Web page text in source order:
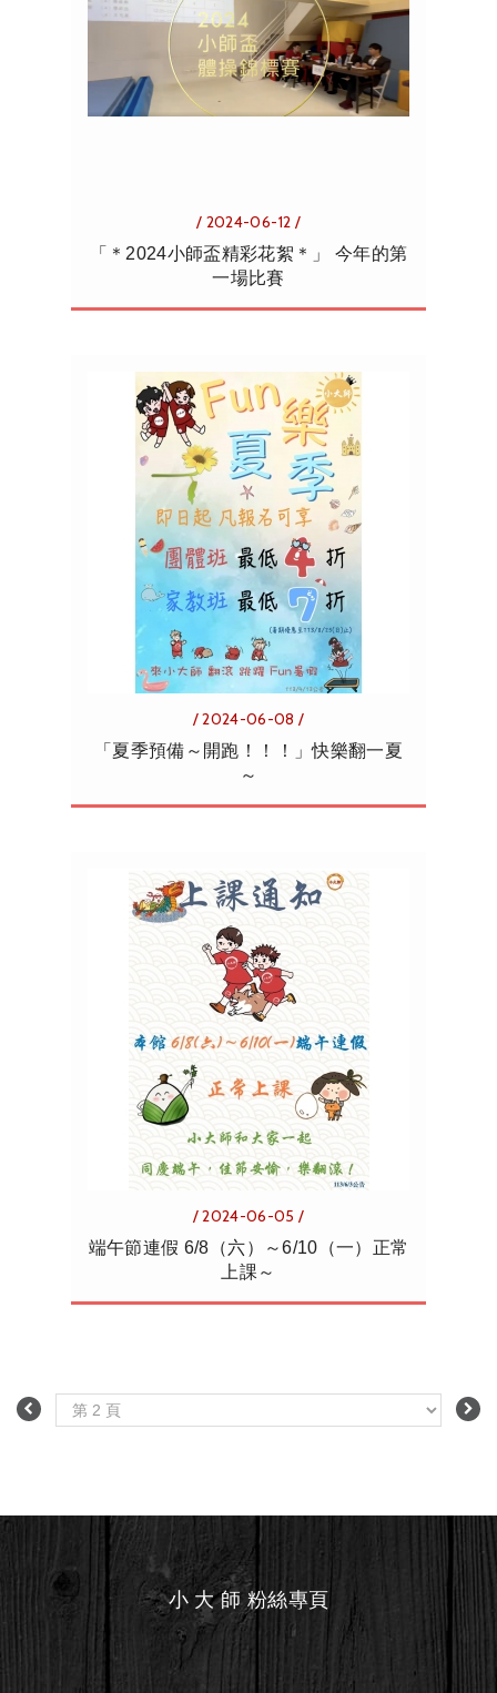
/ 2024-06-12 /
「＊2024小師盃精彩花絮＊」 今年的第
一場比賽
/ 2024-06-08 /
「夏季預備～開跑！！！」快樂翻一夏
～
/ 2024-06-05 /
端午節連假 6/8（六）～6/10（一）正常
上課～
小 大 師 粉絲專頁